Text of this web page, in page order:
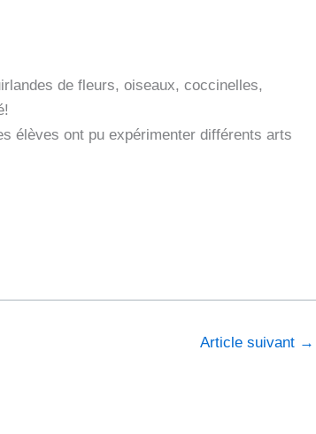
de fleurs, oiseaux, coccinelles,
élèves ont pu expérimenter différents arts
Article suivant →